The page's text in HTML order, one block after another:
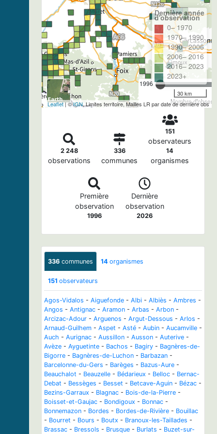
1996
Nombre
Dernière année
d'observation
0– 1970
1970– 1990
1990– 2006
2006– 2016
2016– 2023
2023+
30 km
Leaflet| ©IGN, Limites territoire, Mailles LR par date de dernière obs
2 248
observations
336
communes
151
observateurs
14
organismes
Première
observation
1996
Dernière
observation
2026
336 communes 14 organismes
151 observateurs
Agos-Vidalos - Aiguefonde - Albi - Albiès - Ambres -
Angos - Antignac - Aramon - Arbas - Arbon -
Arcizac-Adour - Arguenos - Argut-Dessous - Arlos -
Arnaud-Guilhem - Aspet - Asté - Aubin - Aucamville -
Auch - Aurignac - Aussillon - Ausson - Auterive -
Avèze - Ayguetinte - Bachos - Bagiry - Bagnères-de-
Bigorre - Bagnères-de-Luchon - Barbazan -
Barcelonne-du-Gers - Barèges - Bazus-Aure -
Beauchalot - Beauzelle - Bédarieux - Belloc - Bernac-
Debat - Bessèges - Besset - Betcave-Aguin - Bézac -
Bezins-Garraux - Blagnac - Bois-de-la-Pierre -
Boisset-et-Gaujac - Bondigoux - Bonnac -
Bonnemazon - Bordes - Bordes-de-Rivière - Bouillac
- Bourret - Bours - Boutx - Branoux-les-Taillades -
Brassac - Bressols - Brusque - Burlats - Buzet-sur-